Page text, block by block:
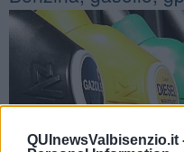
QUInewsValbisenzio.it